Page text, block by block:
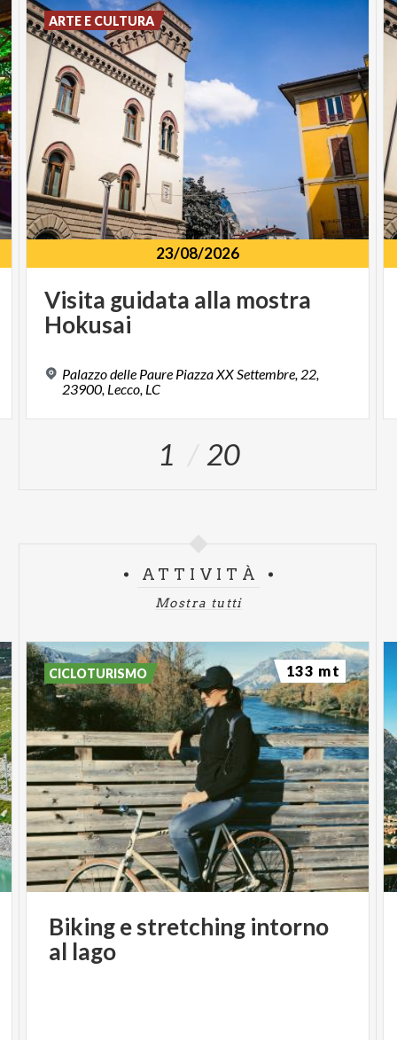
23/08/2026
Visita guidata alla mostra
Hokusai
Palazzo delle Paure Piazza XX Settembre, 22,
23900, Lecco, LC
ARTE E CULTURA
1 20
ATTIVITÀ
Mostra tutti
Bikingestretching intorno
al lago
CICLOTURISMO 133 mt